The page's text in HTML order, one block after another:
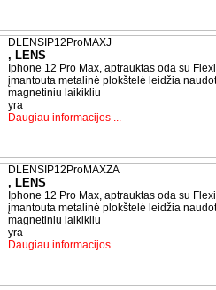
DLENSIP12ProMAXJ
, LENS
Iphone 12 Pro Max, aptrauktas oda su
įmantouta metalinė plokštelė leidžia
magnetiniu laikikliu
yra
Daugiau informacijos ...
DLENSIP12ProMAXZA
, LENS
Iphone 12 Pro Max, aptrauktas oda su
įmantouta metalinė plokštelė leidžia
magnetiniu laikikliu
yra
Daugiau informacijos ...